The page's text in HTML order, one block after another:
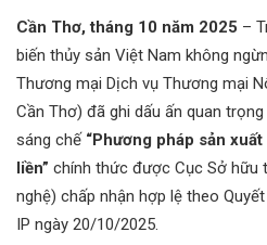
Cần Thơ, tháng 10 năm 2025 –
biến thủy sản Việt Nam không
Thương mại Dịch vụ Thương mại
Cần Thơ) đã ghi dấu ấn quan
sáng chế “Phương pháp sản
liền” chính thức được Cục Sở hữu
nghệ) chấp nhận hợp lệ theo
IP ngày 20/10/2025.